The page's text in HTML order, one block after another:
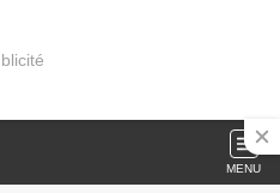
MENU